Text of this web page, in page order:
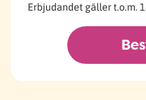
Erbjudandet gäller t.o.m.